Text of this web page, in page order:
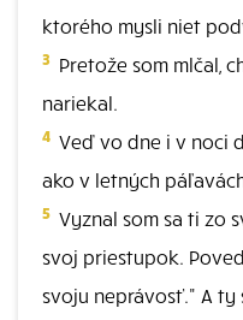
ktorého mysli niet
3 Pretože som mlčal,
nariekal.
4 Veď vo dne i v noci
ako v letných
5 Vyznal som sa ti zo
svoj priestupok.
svoju neprávosť." A